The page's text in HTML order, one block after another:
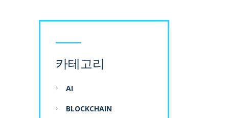
카테고리
AI
BLOCKCHAIN